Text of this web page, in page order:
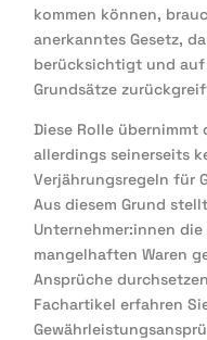
kommen können,
anerkanntes Gesetz,
berücksichtigt und
Grundsätze
Diese Rolle übernimmt
allerdings seinerseits
Verjährungsregeln für
Aus diesem Grund
Unternehmer:innen
mangelhaften Waren
Ansprüche
Fachartikel erfahren